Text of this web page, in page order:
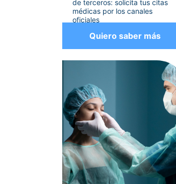
de terceros: solicita tus citas
médicas por los canales
oficiales
Quiero saber más